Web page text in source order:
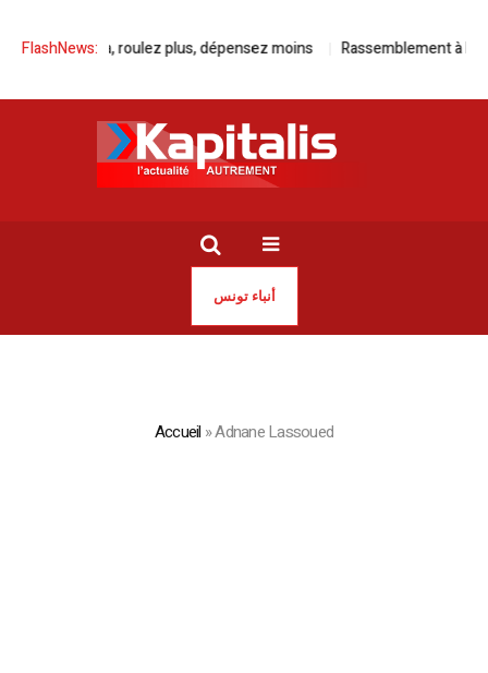
FlashNews:
Avec Kia, roulez plus, dépensez moins Rassemblement à
أنباء تونس
Accueil »Adnane Lassoued